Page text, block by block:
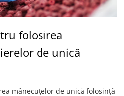
folosirea
de unică
mânecuțelor de unică folosință